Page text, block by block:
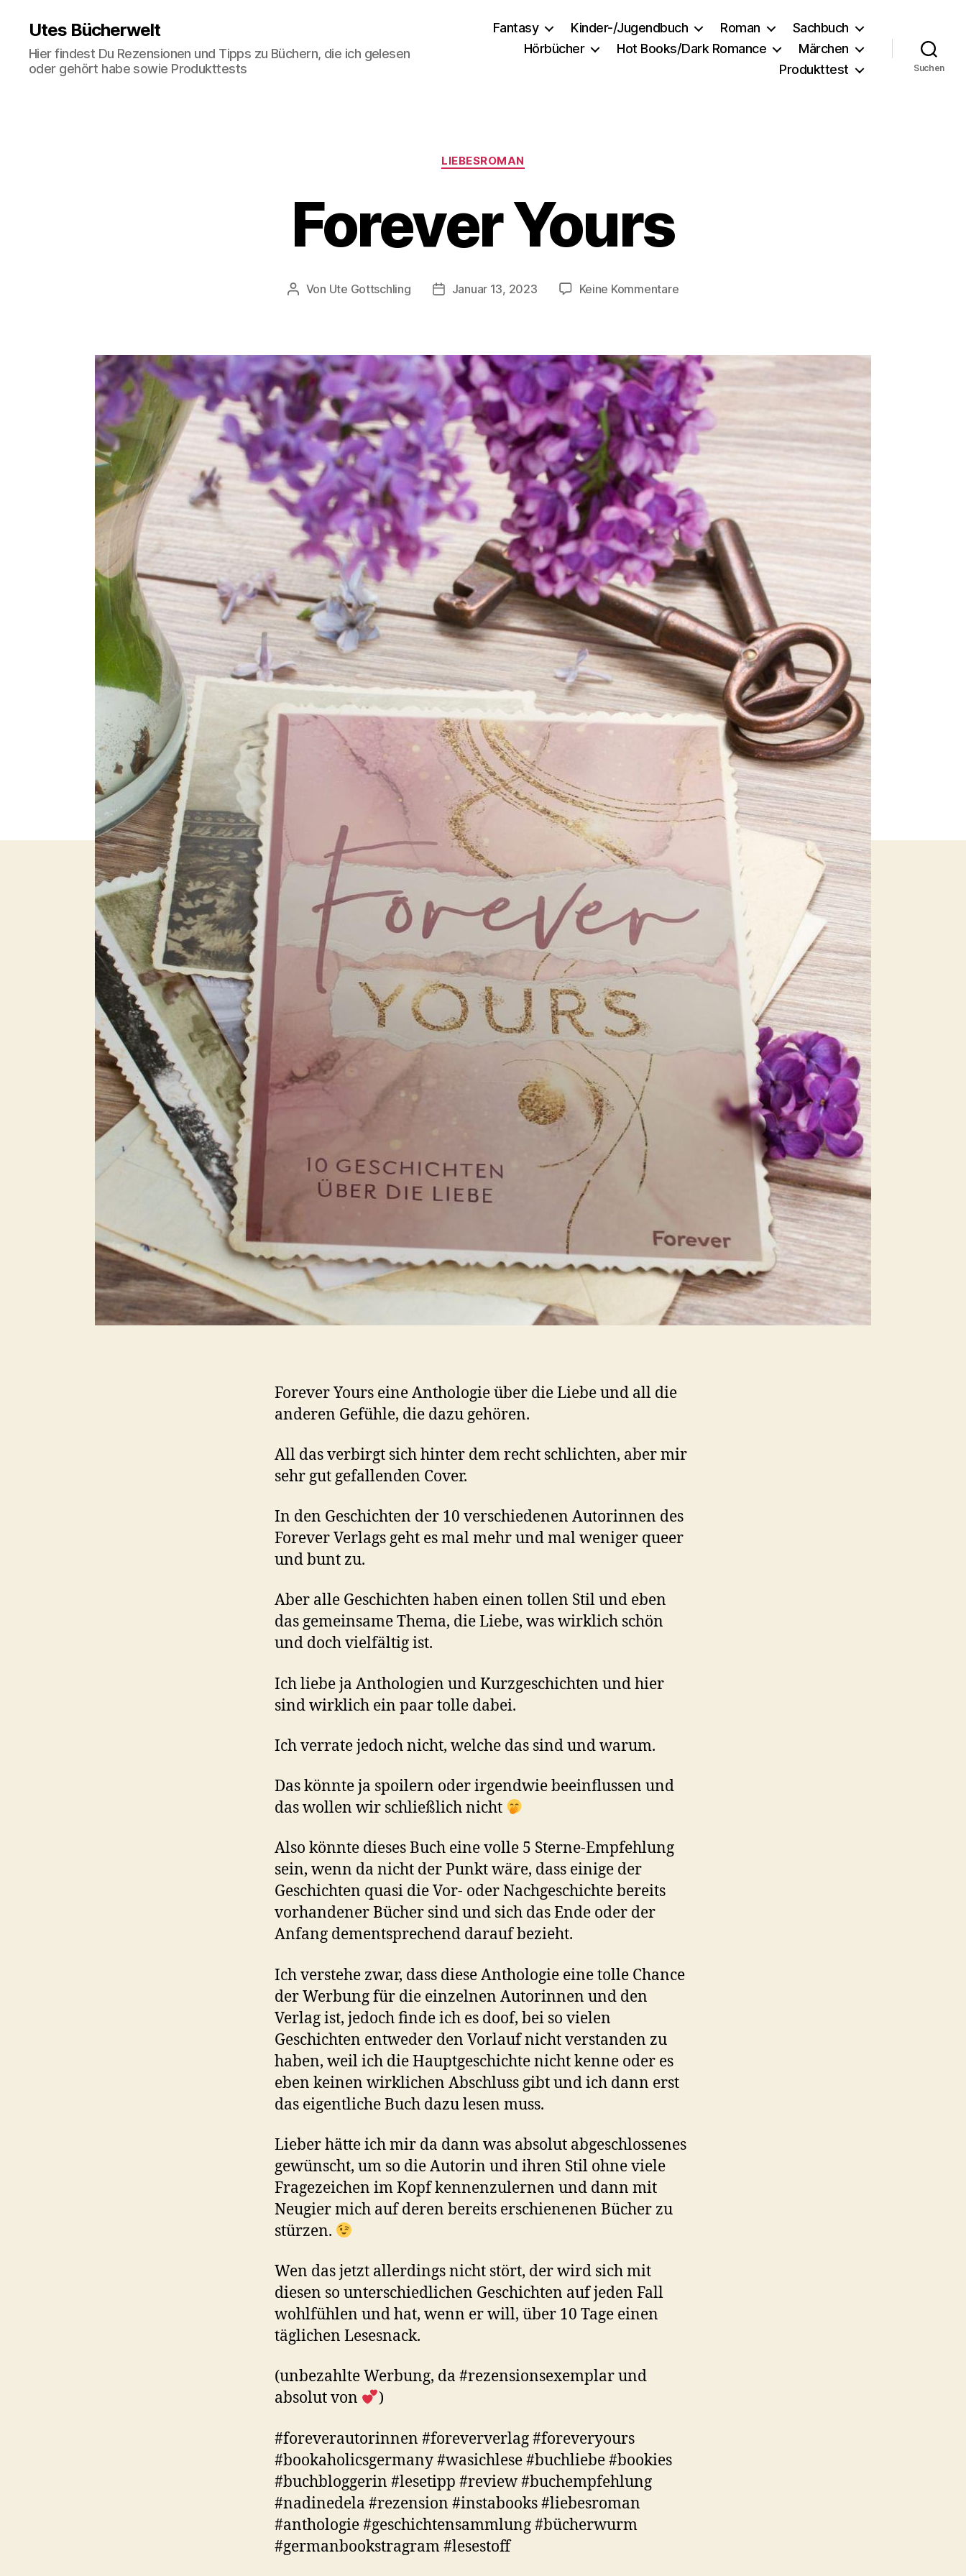
Utes Bücherwelt
Hier findest Du Rezensionen und Tipps zu Büchern, die ich gelesen
oder gehört habe sowie Produkttests
Fantasy Kinder-/Jugendbuch Roman
Sachbuch
Hörbücher
Hot Books/Dark Romance
Märchen
Produkttest
Suchen
Kategorien
LIEBESROMAN
Forever Yours
Beitragsautor
Von Ute Gottschling Veröffentlichungsdatum
Januar 13, 2023 Keine Kommentarezu
Forever Yours eine Anthologie über die Liebe und all die
anderen Gefühle, die dazu gehören.
All das verbirgt sich hinter dem recht schlichten, aber mir
sehr gut gefallenden Cover.
In den Geschichten der 10 verschiedenen Autorinnen des
Forever Verlags geht es mal mehr und mal weniger queer
und bunt zu.
Aber alle Geschichten haben einen tollen Stil und eben
das gemeinsame Thema, die Liebe, was wirklich schön
und doch vielfältig ist.
Ich liebe ja Anthologien und Kurzgeschichten und hier
sind wirklich ein paar tolle dabei.
Ich verrate jedoch nicht, welche das sind und warum.
Das könnte ja spoilern oder irgendwie beeinflussen und
das wollen wir schließlich nicht
Also könnte dieses Buch eine volle 5 Sterne-Empfehlung
sein, wenn da nicht der Punkt wäre, dass einige der
Geschichten quasi die Vor- oder Nachgeschichte bereits
vorhandener Bücher sind und sich das Ende oder der
Anfang dementsprechend darauf bezieht.
Ich verstehe zwar, dass diese Anthologie eine tolle Chance
der Werbung für die einzelnen Autorinnen und den
Verlag ist, jedoch finde ich es doof, bei so vielen
Geschichten entweder den Vorlauf nicht verstanden zu
haben, weil ich die Hauptgeschichte nicht kenne oder es
eben keinen wirklichen Abschluss gibt und ich dann erst
das eigentliche Buch dazu lesen muss.
Lieber hätte ich mir da dann was absolut abgeschlossenes
gewünscht, um so die Autorin und ihren Stil ohne viele
Fragezeichen im Kopf kennenzulernen und dann mit
Neugier mich auf deren bereits erschienenen Bücher zu
stürzen.
Wen das jetzt allerdings nicht stört, der wird sich mit
diesen so unterschiedlichen Geschichten auf jeden Fall
wohlfühlen und hat, wenn er will, über 10 Tage einen
täglichen Lesesnack.
(unbezahlte Werbung, da #rezensionsexemplar und
absolut von
)
#foreverautorinnen #foreververlag #foreveryours
#bookaholicsgermany #wasichlese #buchliebe #bookies
#buchbloggerin #lesetipp #review #buchempfehlung
#nadinedela #rezension #instabooks #liebesroman
#anthologie #geschichtensammlung #bücherwurm
#germanbookstragram #lesestoff